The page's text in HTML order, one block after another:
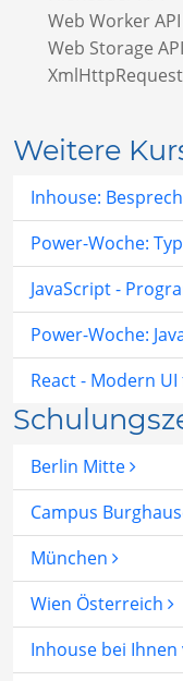
Web Worker API
Web Storage
XmlHttpRequest
Weitere
Inhouse:
Power-Woche:
JavaScript -
Power-Woche:
React - Modern
Berlin Mitte
Campus
München
Wien Österreich
Inhouse bei